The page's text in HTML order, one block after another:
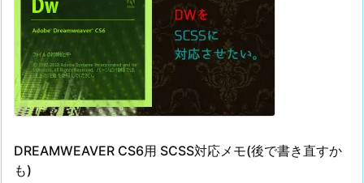
DREAMWEAVER CS6用 SCSS対応メモ(後で書き直すか
も)